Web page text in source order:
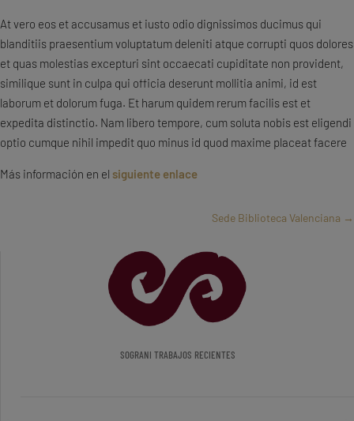
At vero eos et accusamus et iusto odio dignissimos ducimus qui
blanditiis praesentium voluptatum deleniti atque corrupti quos dolores
et quas molestias excepturi sint occaecati cupiditate non provident,
similique sunt in culpa qui officia deserunt mollitia animi, id est
laborum et dolorum fuga. Et harum quidem rerum facilis est et
expedita distinctio. Nam libero tempore, cum soluta nobis est eligendi
optio cumque nihil impedit quo minus id quod maxime placeat facere
Más información en el siguiente enlace
Sede Biblioteca Valenciana →
SOGRANI TRABAJOS RECIENTES